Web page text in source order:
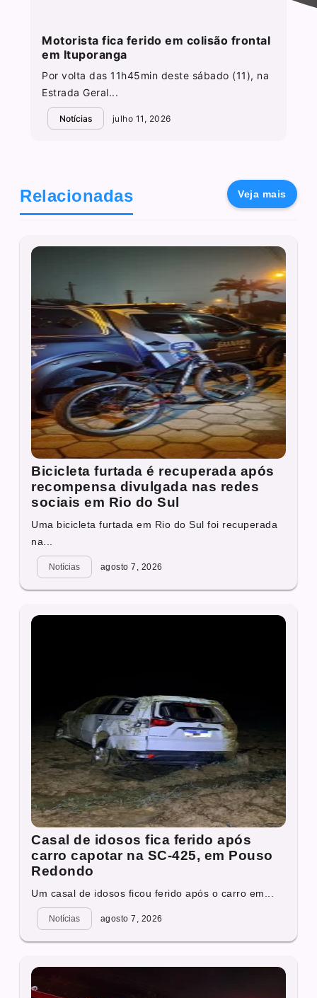
Motorista fica ferido em colisão frontal
em Ituporanga
Por volta das 11h45min deste sábado (11), na
Estrada Geral...
Notícias julho 11, 2026
Relacionadas Veja mais
Bicicleta furtada é recuperada após
recompensa divulgada nas redes
sociais em Rio do Sul
Uma bicicleta furtada em Rio do Sul foi recuperada
na...
Notícias agosto 7, 2026
Casal de idosos fica ferido após
carro capotar na SC-425, em Pouso
Redondo
Um casal de idosos ficou ferido após o carro em...
Notícias agosto 7, 2026